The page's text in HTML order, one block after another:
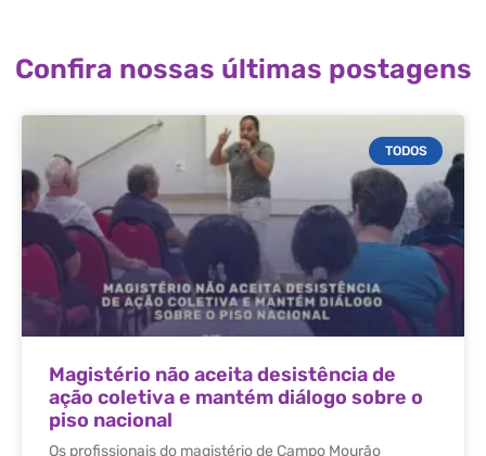
Confira nossas últimas postagens
TODOS
Magistério não aceita desistência de
ação coletiva e mantém diálogo sobre o
piso nacional
Os profissionais do magistério de Campo Mourão